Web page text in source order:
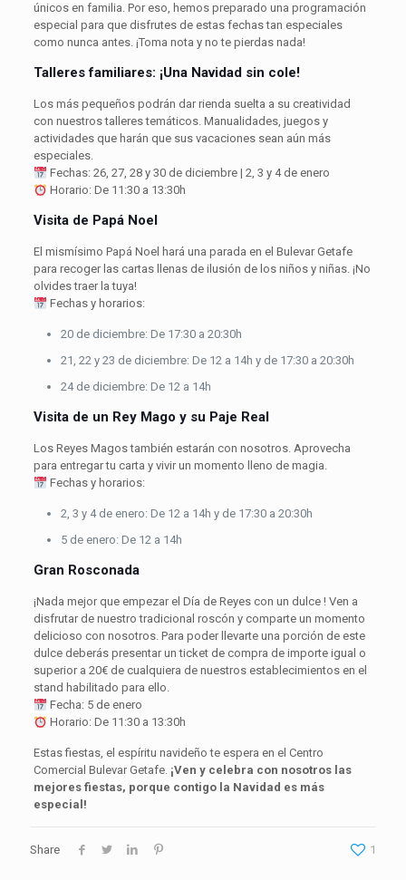
únicos en familia. Por eso, hemos preparado una programación
especial para que disfrutes de estas fechas tan especiales
como nunca antes. ¡Toma nota y no te pierdas nada!
Talleres familiares: ¡Una Navidad sin cole!
Los más pequeños podrán dar rienda suelta a su creatividad
con nuestros talleres temáticos. Manualidades, juegos y
actividades que harán que sus vacaciones sean aún más
especiales.
Fechas: 26, 27, 28 y 30 de diciembre | 2, 3 y 4 de enero
Horario: De 11:30 a 13:30h
Visita de Papá Noel
El mismísimo Papá Noel hará una parada en el Bulevar Getafe
para recoger las cartas llenas de ilusión de los niños y niñas. ¡No
olvides traer la tuya!
Fechas y horarios:
20 de diciembre: De 17:30 a 20:30h
21, 22 y 23 de diciembre: De 12 a 14h y de 17:30 a 20:30h
24 de diciembre: De 12 a 14h
Visita de un Rey Mago y su Paje Real
Los Reyes Magos también estarán con nosotros. Aprovecha
para entregar tu carta y vivir un momento lleno de magia.
Fechas y horarios:
2, 3 y 4 de enero: De 12 a 14h y de 17:30 a 20:30h
5 de enero: De 12 a 14h
Gran Rosconada
¡Nada mejor que empezar el Día de Reyes con un dulce ! Ven a
disfrutar de nuestro tradicional roscón y comparte un momento
delicioso con nosotros. Para poder llevarte una porción de este
dulce deberás presentar un ticket de compra de importe igual o
superior a 20€ de cualquiera de nuestros establecimientos en el
stand habilitado para ello.
Fecha: 5 de enero
Horario: De 11:30 a 13:30h
Estas fiestas, el espíritu navideño te espera en el Centro
Comercial Bulevar Getafe. ¡Ven y celebra con nosotros las
mejores fiestas, porque contigo la Navidad es más
especial!
Share 1